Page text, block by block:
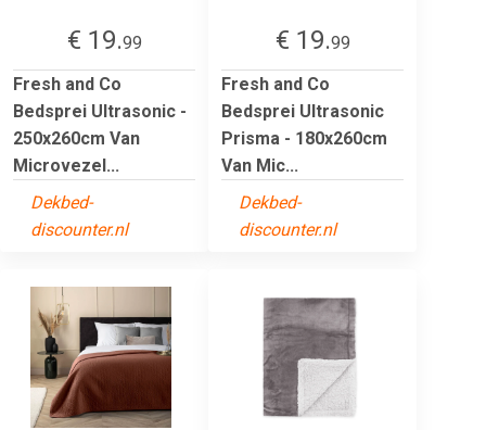
€ 19.99
Fresh and Co
Bedsprei Ultrasonic -
250x260cm Van
Microvezel...
Dekbed-
discounter.nl
€ 19.99
Fresh and Co
Bedsprei Ultrasonic
Prisma - 180x260cm
Van Mic...
Dekbed-
discounter.nl